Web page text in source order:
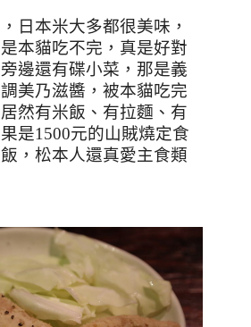
日本米大多都很美味，
本貓吃不完，真是好對
邊還有碟小菜，那是義
美乃滋醬，被本貓吃完
然有米飯、有拉麵、有
是1500元的山賊燒定食
，松本人還真愛主食類